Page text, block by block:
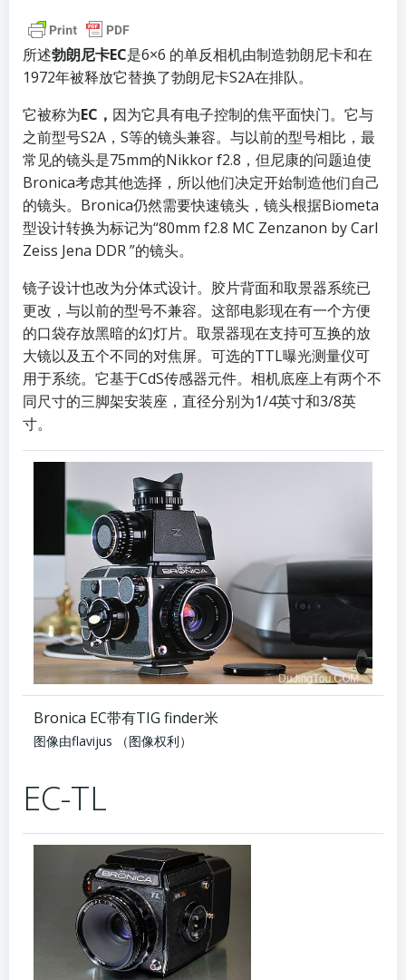
所述勃朗尼卡EC是6×6 的单反相机由制造勃朗尼卡和在
1972年被释放它替换了勃朗尼卡S2A在排队。
它被称为EC， 因为它具有电子控制的焦平面快门。它与
之前型号S2A，S等的镜头兼容。与以前的型号相比，最
常见的镜头是75mm的Nikkor f2.8，但尼康的问题迫使
Bronica考虑其他选择，所以他们决定开始制造他们自己
的镜头。Bronica仍然需要快速镜头，镜头根据Biometa
型设计转换为标记为“80mm f2.8 MC Zenzanon by Carl
Zeiss Jena DDR ”的镜头。
镜子设计也改为分体式设计。胶片背面和取景器系统已
更改，与以前的型号不兼容。这部电影现在有一个方便
的口袋存放黑暗的幻灯片。取景器现在支持可互换的放
大镜以及五个不同的对焦屏。可选的TTL曝光测量仪可
用于系统。它基于CdS传感器元件。相机底座上有两个不
同尺寸的三脚架安装座，直径分别为1/4英寸和3/8英
寸。
Bronica EC带有TIG finder米
图像由flavijus （图像权利）
EC-TL